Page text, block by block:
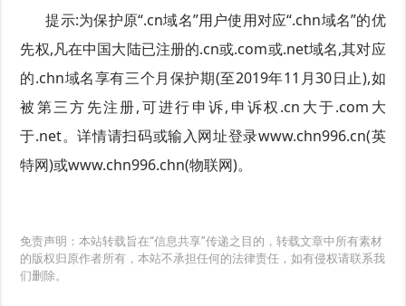
提示:为保护原“.cn域名”用户使用对应“.chn域名”的优
先权,凡在中国大陆已注册的.cn或.com或.net域名,其对应
的.chn域名享有三个月保护期(至2019年11月30日止),如
被第三方先注册,可进行申诉,申诉权.cn大于.com大
于.net。详情请扫码或输入网址登录www.chn996.cn(英
特网)或www.chn996.chn(物联网)。
免责声明：本站转载旨在“信息共享”传递之目的，转载文章中所有素材
的版权归原作者所有，本站不承担任何的法律责任，如有侵权请联系我
们删除。